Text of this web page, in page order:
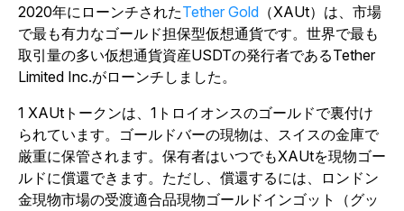
2020年にローンチされたTether Gold （XAUt）は、市場
で最も有力なゴールド担保型仮想通貨です。世界で最も
取引量の多い仮想通貨資産USDTの発行者であるTether
Limited Inc.がローンチしました。
1 XAUtトークンは、1トロイオンスのゴールドで裏付け
られています。ゴールドバーの現物は、スイスの金庫で
厳重に保管されます。保有者はいつでもXAUtを現物ゴー
ルドに償還できます。ただし、償還するには、ロンドン
金現物市場の受渡適合品現物ゴールドインゴット（グッ